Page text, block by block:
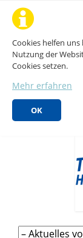
Cookies helfen
Nutzung der
Cookies setzen.
Mehr erfahren
OK
Navigation